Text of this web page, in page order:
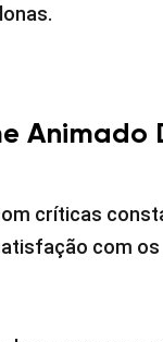
Animado
críticas
com